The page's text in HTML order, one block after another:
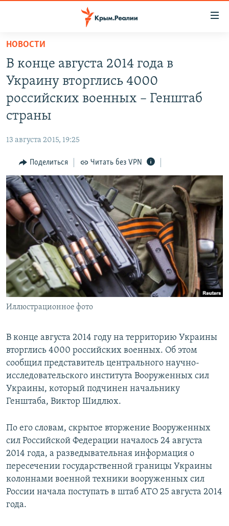
Вернуться
основному
содержанию
Вернутся
главной
Вернутся
поиску
СПЕЦПРОЕКТЫ
ГРУЗ 200
ВОДА
ИНТЕРАКТИВ
ИНФОГРАФИКА
ТЕЛЕПРОЕКТ КРЫМ.РЕАЛИИ
СОВЕТЫ ПРАВОЗАЩИТНИКОВ
ПРОПАВШИЕ БЕЗ ВЕСТИ
ПОБЕДИТЕЛЕЙ НЕ СУДЯТ?
КРЫМ.НЕПОКОРЕННЫЙ
ELIFBE
УКРАИНСКАЯ ПРОБЛЕМА КРЫМА
РАДІО СВОБОДА
КАК ОБОЙТИ БЛОКИРОВКУ
Українською
Qırımtatar
ПРИСОЕДИНЯЙТЕСЬ!
Все сайты RFE/RL
НОВОСТИ
В конце августа 2014 года в
Украину вторглись 4000
российских военных – Генштаб
страны
13 августа 2015, 19:25
Поделиться Читать без VPN
Иллюстрационное фото
В конце августа 2014 году на территорию Украины
вторглись 4000 российских военных. Об этом
сообщил представитель центрального научно-
исследовательского института Вооруженных сил
Украины, который подчинен начальнику
Генштаба, Виктор Шидлюх.
По его словам, скрытое вторжение Вооруженных
сил Российской Федерации началось 24 августа
2014 года, а разведывательная информация о
пересечении государственной границы Украины
колоннами военной техники вооруженных сил
России начала поступать в штаб АТО 25 августа 2014
года.